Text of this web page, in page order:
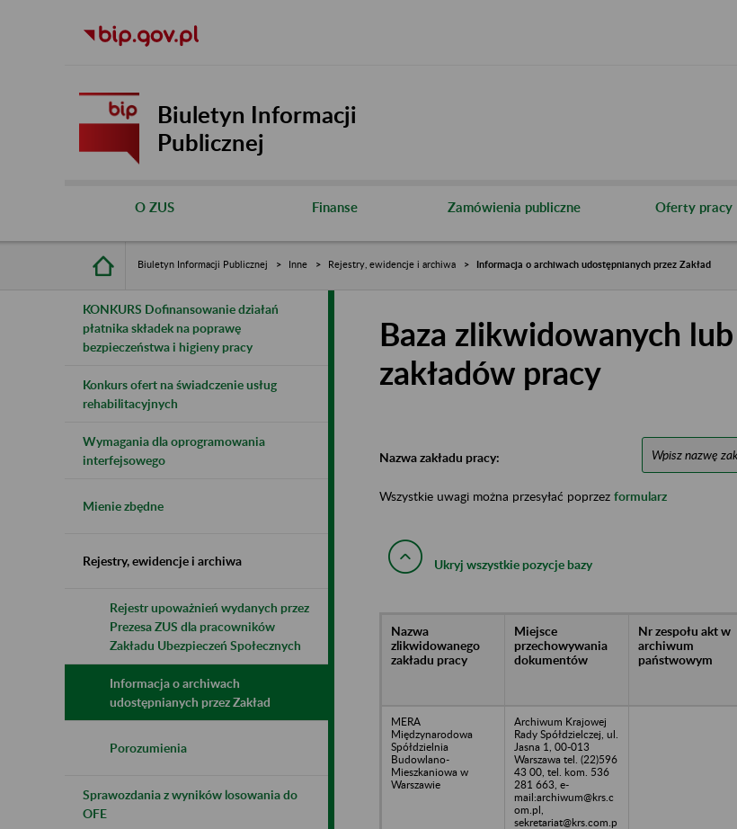
Biuletyn Informacji
Publicznej
O ZUS Finanse Zamówienia publiczne Oferty pracy
Biuletyn Informacji Publicznej Inne Rejestry, ewidencje i archiwa Informacja o archiwach udostępnianych przez Zakład
KONKURS Dofinansowanie działań
płatnika składek na poprawę
bezpieczeństwa i higieny pracy
Konkurs ofert na świadczenie usług
rehabilitacyjnych
Wymagania dla oprogramowania
interfejsowego
Mienie zbędne
Rejestry, ewidencje i archiwa
Rejestr upoważnień wydanych przez
Prezesa ZUS dla pracowników
Zakładu Ubezpieczeń Społecznych
Informacja o archiwach
udostępnianych przez Zakład
Porozumienia
Sprawozdania z wyników losowania do
OFE
Baza zlikwidowanych
zakładów pracy
Nazwa zakładu pracy:
Wszystkie uwagi można przesyłać poprzez formularz
Ukryj wszystkie pozycje bazy
Nazwa
zlikwidowanego
zakładu pracy
Miejsce
przechowywania
dokumentów
Nr zespołu akt w
archiwum
państwowym
MERA
Międzynarodowa
Spółdzielnia
Budowlano-
Mieszkaniowa w
Warszawie
Archiwum Krajowej
Rady Spółdzielczej, ul.
Jasna 1, 00-013
Warszawa tel. (22)596
43 00, tel. kom. 536
281 663, e-
mail:archiwum@krs.c
om.pl,
sekretariat@krs.com.p